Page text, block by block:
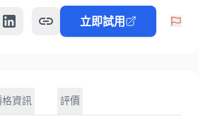
立即試用
資訊 評價